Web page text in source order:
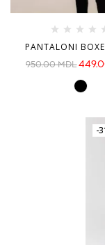
PANTALONI
950.00MDL
-